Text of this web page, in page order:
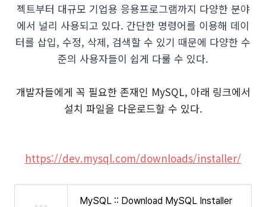
젝트부터 대규모 기업용 응용프로그램까지 다양한 분야
에서 널리 사용되고 있다. 간단한 명령어를 이용해 데이
터를 삽입, 수정, 삭제, 검색할 수 있기 때문에 다양한 수
준의 사용자들이 쉽게 다룰 수 있다.
개발자들에게 꼭 필요한 존재인 MySQL, 아래 링크에서
설치 파일을 다운로드할 수 있다.
https://dev.mysql.com/downloads/installer/
MySQL :: Download MySQL Installer